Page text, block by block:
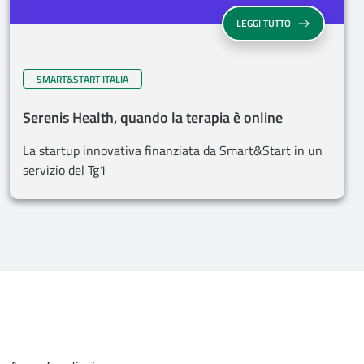
LEGGI TUTTO
SMART&START ITALIA
Serenis Health, quando la terapia è online
La startup innovativa finanziata da Smart&Start in un
servizio del Tg1